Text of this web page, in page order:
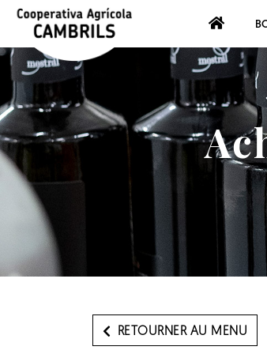
RETOURNER AU MENU